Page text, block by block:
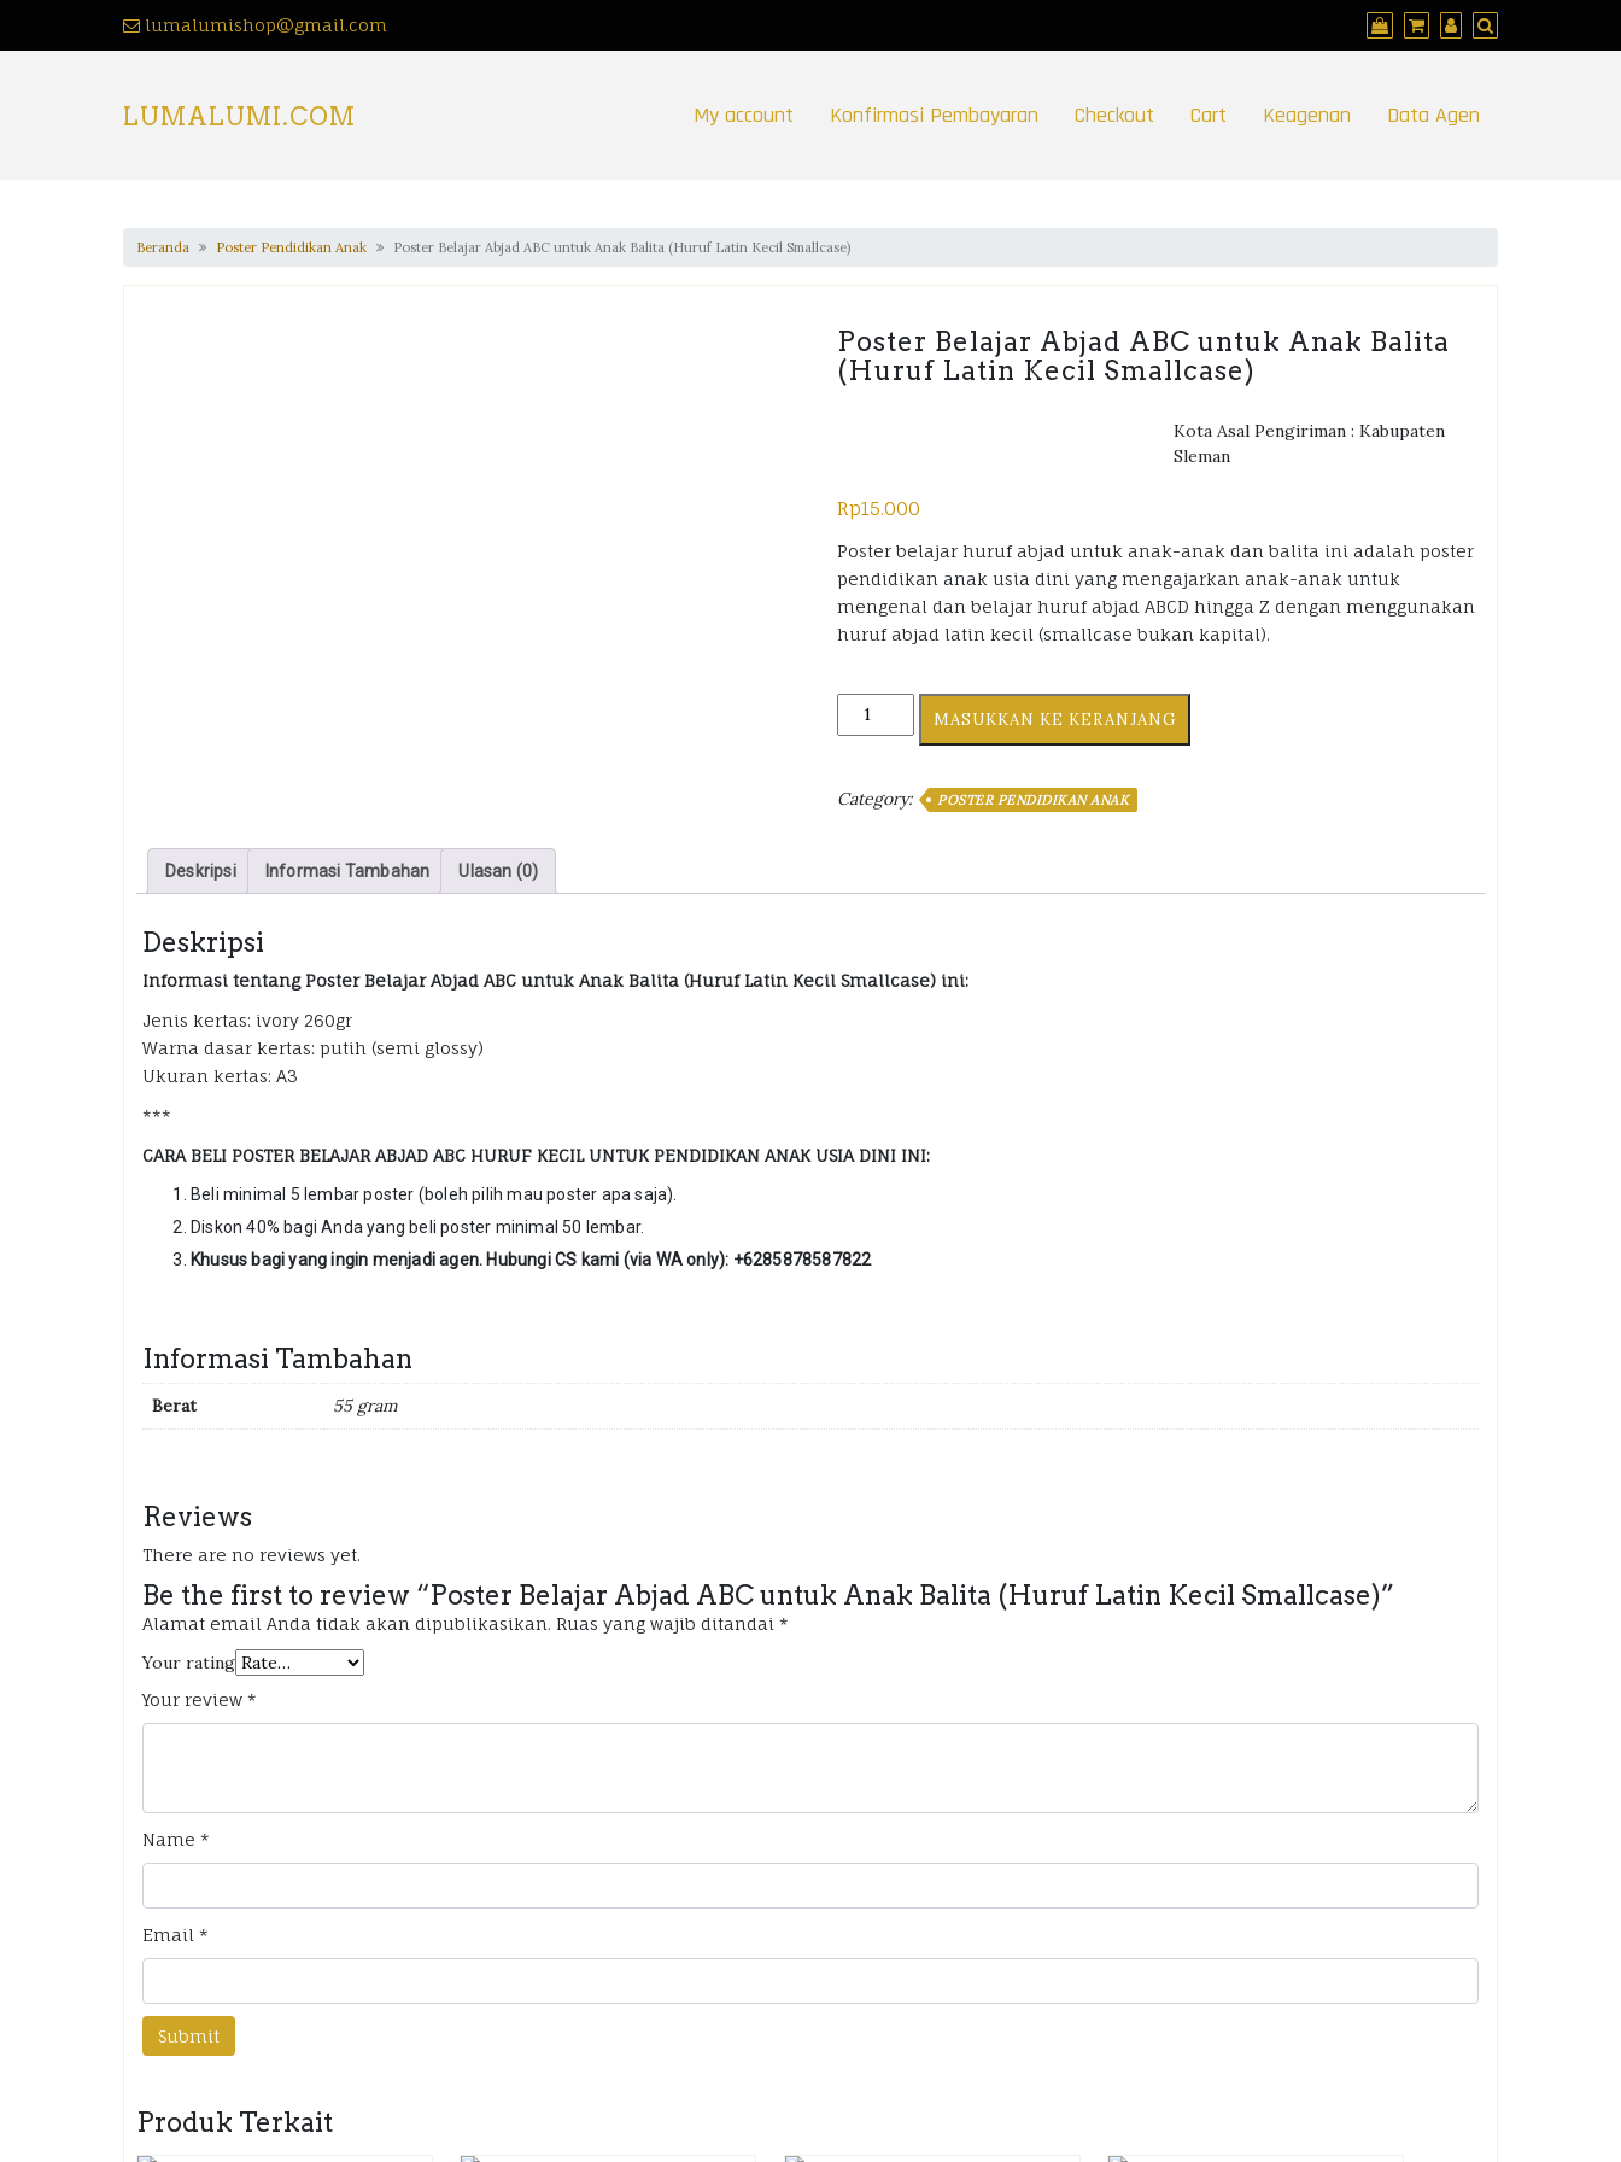
lumalumishop@gmail.com
LUMALUMI.COM My account Konfirmasi Pembayaran Checkout Cart Keagenan Data Agen
Beranda Poster Pendidikan Anak Poster Belajar Abjad ABC untuk Anak Balita (Huruf Latin Kecil Smallcase)
Poster Belajar Abjad ABC untuk Anak Balita
(Huruf Latin Kecil Smallcase)
Kota Asal Pengiriman : Kabupaten
Sleman
Rp15.000
Poster belajar huruf abjad untuk anak-anak dan balita ini adalah poster
pendidikan anak usia dini yang mengajarkan anak-anak untuk
mengenal dan belajar huruf abjad ABCD hingga Z dengan menggunakan
huruf abjad latin kecil (smallcase bukan kapital).
Poster
Belajar
untuk
kuantiti
MASUKKAN KE KERANJANG
Category: POSTER PENDIDIKAN ANAK
Deskripsi Informasi Tambahan Ulasan (0)
Deskripsi
Informasi tentang Poster Belajar Abjad ABC untuk Anak Balita (Huruf Latin Kecil Smallcase) ini:
Jenis kertas: ivory 260gr
Warna dasar kertas: putih (semi glossy)
Ukuran kertas: A3
***
CARA BELI POSTER BELAJAR ABJAD ABC HURUF KECIL UNTUK PENDIDIKAN ANAK USIA DINI INI:
Beli minimal 5 lembar poster (boleh pilih mau poster apa saja).
Diskon 40% bagi Anda yang beli poster minimal 50 lembar.
Khusus bagi yang ingin menjadi agen. Hubungi CS kami (via WA only): +6285878587822
Informasi Tambahan
Berat 55 gram
Reviews
There are no reviews yet.
Be the first to review “Poster Belajar Abjad ABC untuk Anak Balita (Huruf Latin Kecil Smallcase)”
Alamat email Anda tidak akan dipublikasikan. Ruas yang wajib ditandai *
Your rating
Your review *
Name *
Email *
Produk Terkait